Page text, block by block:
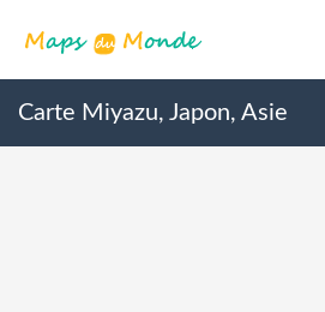
Carte Miyazu, Japon, Asie